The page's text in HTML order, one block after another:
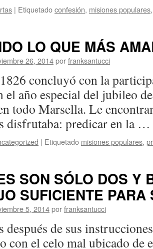
| Etiquetadoconfesión, misiones populares
LO QUE MÁS
26, 2014porfranksantucci
concluyó con la
el año especial del jubileo
todo Marsella. Le
disfrutaba: predicar en la …
| Etiquetado misiones populares,
SON SÓLO DOS Y
SUFICIENTE PARA
5, 2014porfranksantucci
después de sus
con el celo mal ubicado de